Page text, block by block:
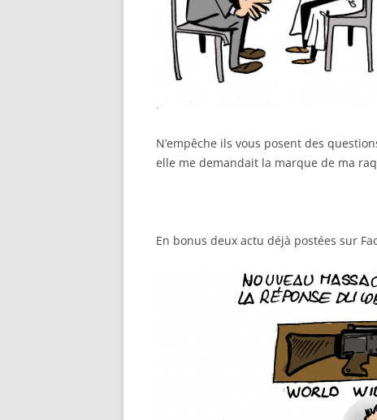
N’empêche ils vous posent des
elle me demandait la marque de ma
En bonus deux actu déjà postées sur